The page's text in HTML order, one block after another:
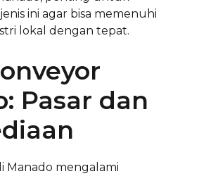
ini agar bisa memenuhi
lokal dengan tepat.
Pasar dan
Manado mengalami